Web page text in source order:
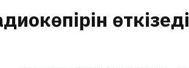
өткізеді